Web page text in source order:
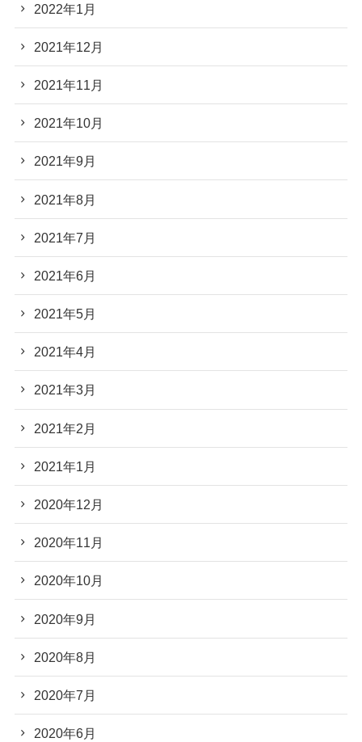
2022年1月
2021年12月
2021年11月
2021年10月
2021年9月
2021年8月
2021年7月
2021年6月
2021年5月
2021年4月
2021年3月
2021年2月
2021年1月
2020年12月
2020年11月
2020年10月
2020年9月
2020年8月
2020年7月
2020年6月